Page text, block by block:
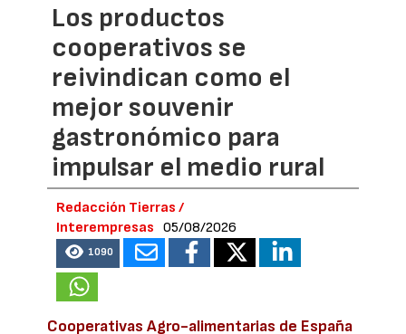
Los productos
cooperativos se
reivindican como el
mejor souvenir
gastronómico para
impulsar el medio rural
Redacción Tierras /
Interempresas
05/08/2026
1090
Cooperativas Agro-alimentarias de España